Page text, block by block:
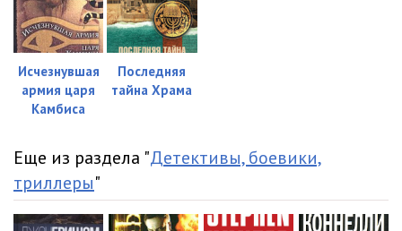
23_Kair
24_Kair, amerikanskoe posolstvo
25_Dahla
27_Kair, koptskiy kvartal
28_Kair, Amerikanskiy universitet 21:33
Исчезнувшая
армия царя
Камбиса
Последняя
тайна Храма
Еще из раздела "Детективы, боевики,
триллеры"